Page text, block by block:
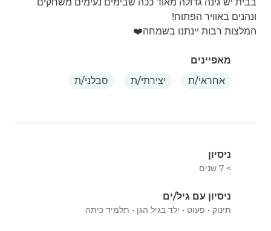
המלצות רבות יינתנו בשמחה❤️
מאפיינים
אחראי/ת
יצירתי/ת סבלני/ת
ניסיון
> 7 שנים
ניסיון עם גיל/ים
תינוק • פעוט • ילד בגיל הגן • תלמיד כיתה